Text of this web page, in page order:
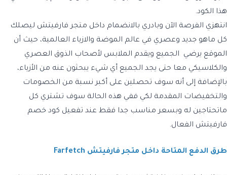
هذا الكود.
انتهزي الفرصة الآن وبادري بالانضمام داخل متجر فارفيتش ليصلك
كل ماهو جديد وعصري في عالم الموضة والازياء العالمية، حيث أن
الموقع يرضي الجميع ويقدم الملابس لأصحاب الذوق العصري
والكلاسيكي معا حتى يجد الجميع أي شيء يبحثون عنه من الأزياء،
بالإضافة إلى أنه سوف تحصلين على أكبر نسبة من الخصومات
والتخفيضات المقدمة لكي ففي هذه الحالة سوف تشتري كل
ماتحتاجين له وبسعر مناسب جدا فقط عند تفعيل كود خصم
فارفيتش الفعال.
طرق الدفع المتاحة داخل متجر فارفيتش Farfetch